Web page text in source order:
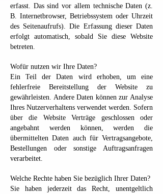
erfasst. Das sind vor allem technische Daten (z.
B. Internetbrowser, Betriebssystem oder Uhrzeit
des Seitenaufrufs). Die Erfassung dieser Daten
erfolgt automatisch, sobald Sie diese Website
betreten.
Wofür nutzen wir Ihre Daten?
Ein Teil der Daten wird erhoben, um eine
fehlerfreie Bereitstellung der Website zu
gewährleisten. Andere Daten können zur Analyse
Ihres Nutzerverhaltens verwendet werden. Sofern
über die Website Verträge geschlossen oder
angebahnt werden können, werden die
übermittelten Daten auch für Vertragsangebote,
Bestellungen oder sonstige Auftragsanfragen
verarbeitet.
Welche Rechte haben Sie bezüglich Ihrer Daten?
Sie haben jederzeit das Recht, unentgeltlich